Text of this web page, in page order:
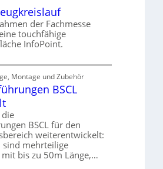
der Fachmesse
touchfähige
InfoPoint.
Montage und Zubehör
BSCL
BSCL für den
weiterentwickelt:
mehrteilige
bis zu 50m Länge,…